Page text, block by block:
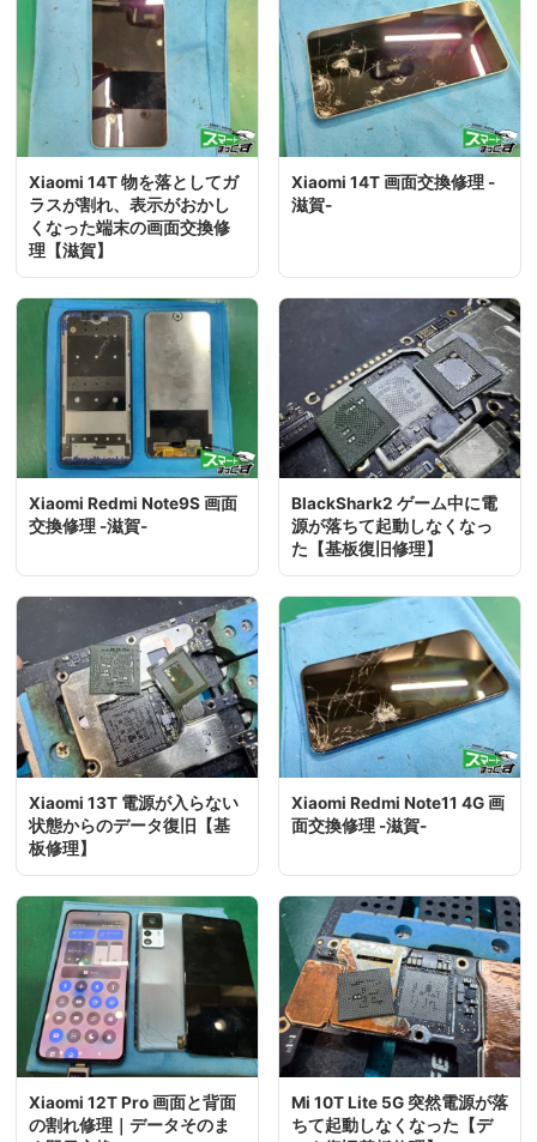
Xiaomi 14T 物を落としてガ
ラスが割れ、表示がおかし
くなった端末の画面交換修
理【滋賀】
Xiaomi 14T 画面交換修理 -
滋賀-
Xiaomi Redmi Note9S 画面
交換修理 -滋賀-
BlackShark2 ゲーム中に電
源が落ちて起動しなくなっ
た【基板復旧修理】
Xiaomi 13T 電源が入らない
状態からのデータ復旧【基
板修理】
Xiaomi Redmi Note11 4G 画
面交換修理 -滋賀-
Xiaomi 12T Pro 画面と背面
の割れ修理｜データそのま
Mi 10T Lite 5G 突然電源が落
ちて起動しなくなった【デ